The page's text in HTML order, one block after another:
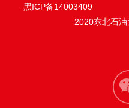
黑ICP备14003409
2020东北石